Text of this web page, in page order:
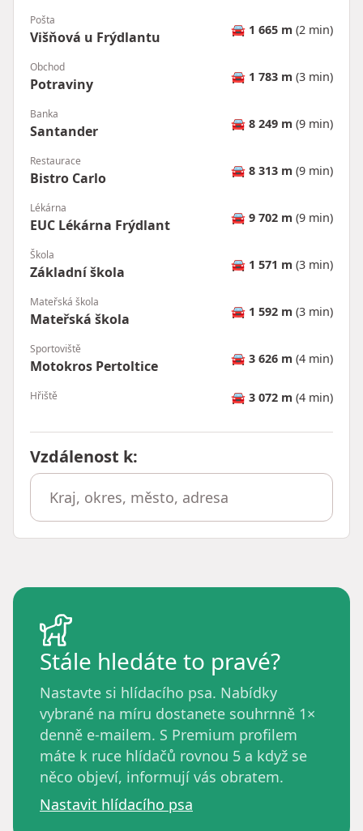
Pošta
Višňová u Frýdlantu 🚘 1 665 m (2 min)
Obchod
Potraviny 🚘 1 783 m (3 min)
Banka
Santander 🚘 8 249 m (9 min)
Restaurace
Bistro Carlo 🚘 8 313 m (9 min)
Lékárna
EUC Lékárna Frýdlant 🚘 9 702 m (9 min)
Škola
Základní škola 🚘 1 571 m (3 min)
Mateřská škola
Mateřská škola 🚘 1 592 m (3 min)
Sportoviště
Motokros Pertoltice 🚘 3 626 m (4 min)
Hřiště 🚘 3 072 m (4 min)
Vzdálenost k:
Stále hledáte to pravé?
Nastavte si hlídacího psa. Nabídky
vybrané na míru dostanete souhrnně 1×
denně e-mailem. S Premium profilem
máte k ruce hlídačů rovnou 5 a když se
něco objeví, informují vás obratem.
Nastavit hlídacího psa